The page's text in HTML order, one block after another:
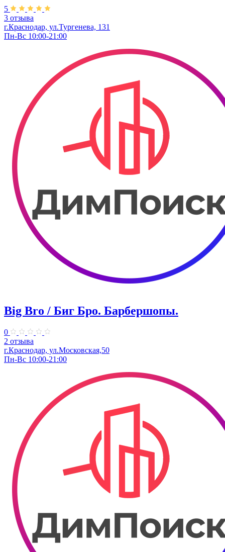
5
3 отзыва
г.Краснодар, ул.Тургенева, 131
Пн-Вс 10:00-21:00
Big Bro / Биг Бро. Барбершопы.
0
2 отзыва
г.Краснодар, ул.Московская,50
Пн-Вс 10:00-21:00